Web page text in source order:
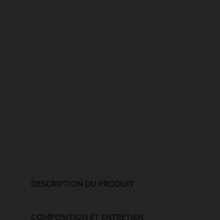
DESCRIPTION DU PRODUIT
COMPOSITION ET ENTRETIEN